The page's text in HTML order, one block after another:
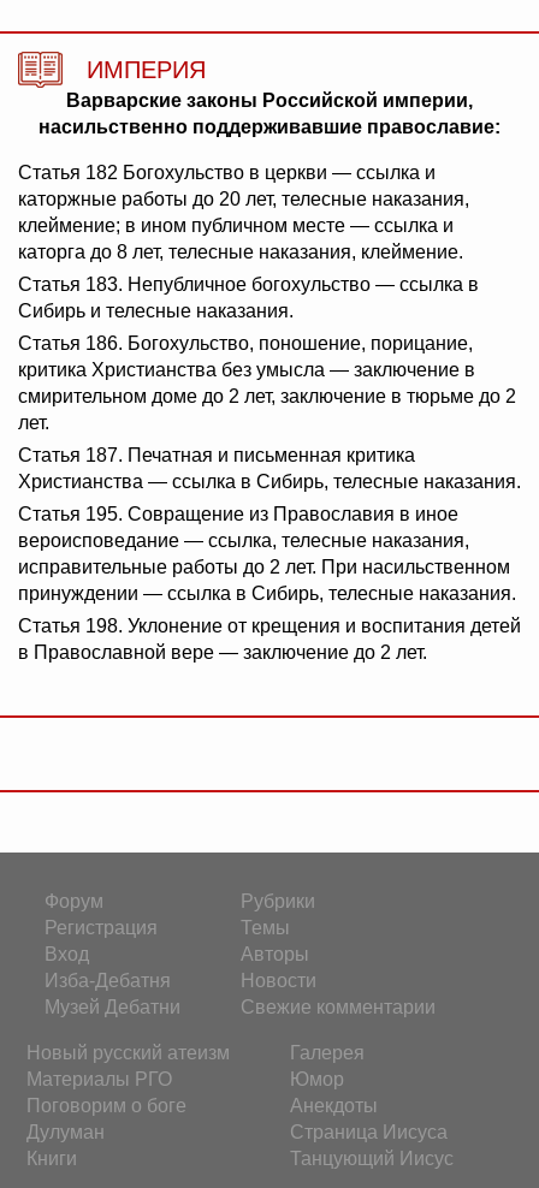
ИМПЕРИЯ
Варварские законы Российской империи,
насильственно поддерживавшие православие:
Статья 182 Богохульство в церкви — ссылка и
каторжные работы до 20 лет, телесные наказания,
клеймение; в ином публичном месте — ссылка и
каторга до 8 лет, телесные наказания, клеймение.
Статья 183. Непубличное богохульство — ссылка в
Сибирь и телесные наказания.
Статья 186. Богохульство, поношение, порицание,
критика Христианства без умысла — заключение в
смирительном доме до 2 лет, заключение в тюрьме до 2
лет.
Статья 187. Печатная и письменная критика
Христианства — ссылка в Сибирь, телесные наказания.
Статья 195. Совращение из Православия в иное
вероисповедание — ссылка, телесные наказания,
исправительные работы до 2 лет. При насильственном
принуждении — ссылка в Сибирь, телесные наказания.
Статья 198. Уклонение от крещения и воспитания детей
в Православной вере — заключение до 2 лет.
Форум
Регистрация
Вход
Изба-Дебатня
Музей Дебатни
Рубрики
Темы
Авторы
Новости
Свежие комментарии
Новый русский атеизм
Материалы РГО
Поговорим о боге
Дулуман
Книги
Галерея
Юмор
Анекдоты
Страница Иисуса
Танцующий Иисус